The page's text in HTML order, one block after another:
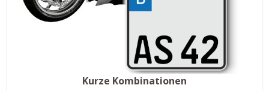
Kurze Kombinationen